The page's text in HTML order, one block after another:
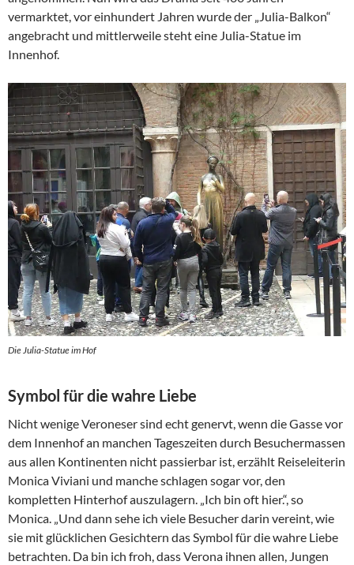
vermarktet, vor einhundert Jahren wurde der „Julia-Balkon“
angebracht und mittlerweile steht eine Julia-Statue im
Innenhof.
Die Julia-Statue im Hof
Symbol für die wahre Liebe
Nicht wenige Veroneser sind echt genervt, wenn die Gasse vor
dem Innenhof an manchen Tageszeiten durch Besuchermassen
aus allen Kontinenten nicht passierbar ist, erzählt Reiseleiterin
Monica Viviani und manche schlagen sogar vor, den
kompletten Hinterhof auszulagern. „Ich bin oft hier.“, so
Monica. „Und dann sehe ich viele Besucher darin vereint, wie
sie mit glücklichen Gesichtern das Symbol für die wahre Liebe
betrachten. Da bin ich froh, dass Verona ihnen allen, Jungen